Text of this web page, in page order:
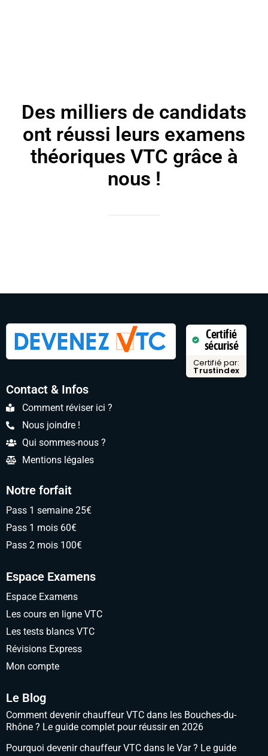
Des milliers de candidats
ont réussi leurs examens
théoriques VTC grâce à
nous !
Certifié
sécurisé
Certifié par:
Trustindex
Contact & Infos
Comment réviser ici ?
Nous joindre !
Qui sommes-nous ?
Mentions légales
Notre forfait
Pass 1 semaine 25€
Pass 1 mois 60€
Pass 2 mois 100€
Espace Examens
Espace Examens
Les cours en ligne VTC
Les tests blancs VTC
Révisions Express
Mon compte
Le Blog
Comment devenir chauffeur VTC dans les Bouches-du-
Rhône ? Le guide complet pour réussir en 2026
Pourquoi devenir chauffeur VTC dans le Var ? Le guide